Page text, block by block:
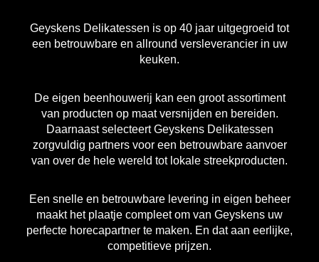
Geyskens Delikatessen is op 40 jaar uitgegroeid tot
een betrouwbare en allround versleverancier in uw
keuken.
De eigen beenhouwerij kan een groot assortiment
van producten op maat versnijden en bereiden.
Daarnaast selecteert Geyskens Delikatessen
zorgvuldig partners voor een betrouwbare aanvoer
van over de hele wereld tot lokale streekproducten.
Een snelle en betrouwbare levering in eigen beheer
maakt het plaatje compleet om van Geyskens uw
perfecte horecapartner te maken. En dat aan eerlijke,
competitieve prijzen.